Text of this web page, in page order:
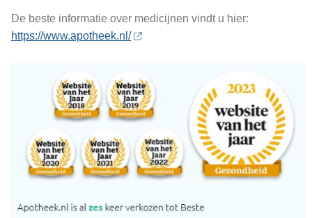
De beste informatie over medicijnen vindt u hier:
https://www.apotheek.nl/